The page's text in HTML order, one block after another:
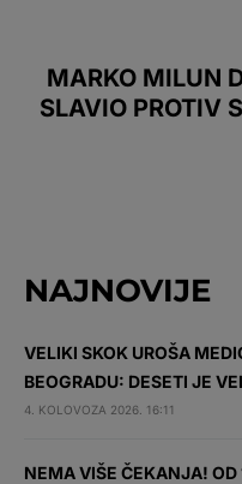
MARKO MILUN
SLAVIO PROTIV
NAJNOVIJE
VELIKI SKOK UROŠA
BEOGRADU: DESETI JE
4. KOLOVOZA 2026. 16:11
NEMA VIŠE ČEKANJA!